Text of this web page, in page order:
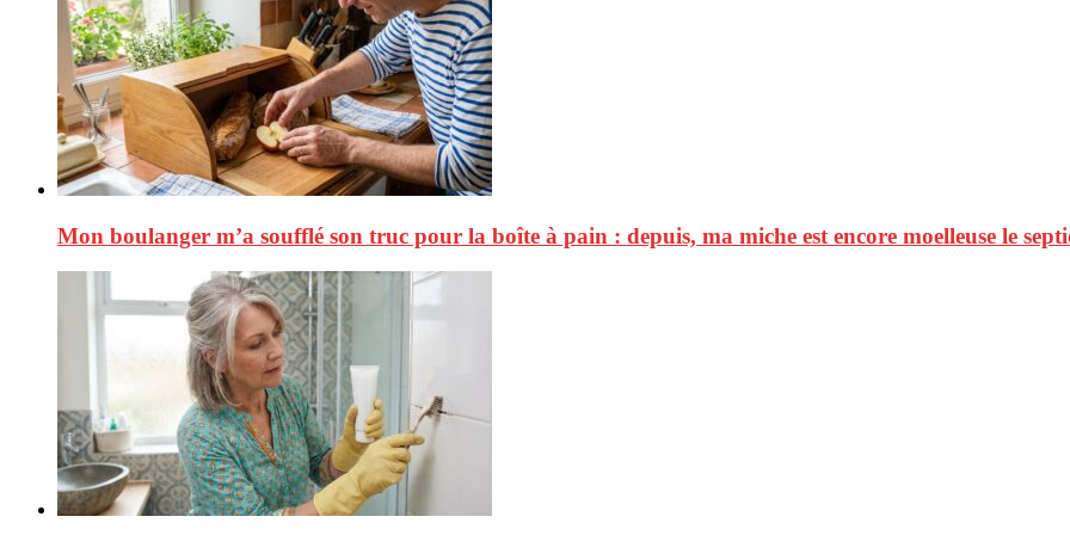
Mon boulanger m’a soufflé son truc pour la boîte à pain : depuis, ma miche est encore moelleuse le